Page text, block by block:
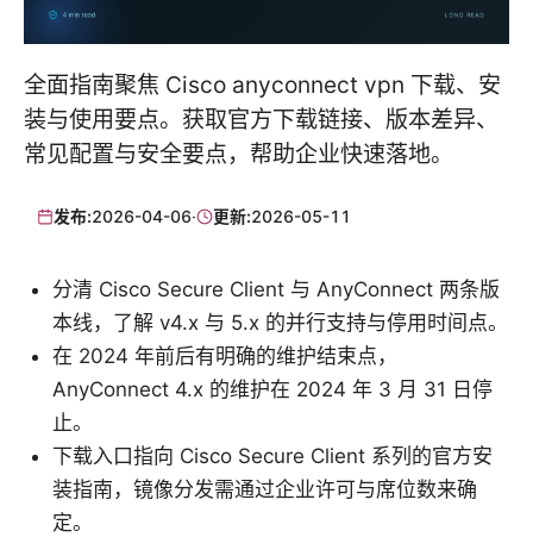
全面指南聚焦 Cisco anyconnect vpn 下载、安
装与使用要点。获取官方下载链接、版本差异、
常见配置与安全要点，帮助企业快速落地。
发布:2026-04-06· 更新:2026-05-11
分清 Cisco Secure Client 与 AnyConnect 两条版
本线，了解 v4.x 与 5.x 的并行支持与停用时间点。
在 2024 年前后有明确的维护结束点，
AnyConnect 4.x 的维护在 2024 年 3 月 31 日停
止。
下载入口指向 Cisco Secure Client 系列的官方安
装指南，镜像分发需通过企业许可与席位数来确
定。